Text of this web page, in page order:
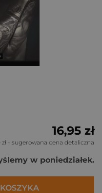
16,95 zł
- sugerowana cena detaliczna
w poniedziałek.